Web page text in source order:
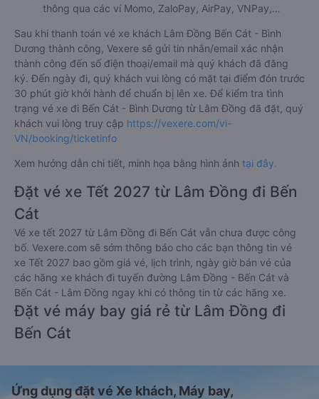
thông qua các ví Momo, ZaloPay, AirPay, VNPay,…
Sau khi thanh toán vé xe khách Lâm Đồng Bến Cát - Bình
Dương thành công, Vexere sẽ gửi tin nhắn/email xác nhận
thành công đến số điện thoại/email mà quý khách đã đăng
ký. Đến ngày đi, quý khách vui lòng có mặt tại điểm đón trước
30 phút giờ khởi hành để chuẩn bị lên xe. Để kiểm tra tình
trạng vé xe đi Bến Cát - Bình Dương từ Lâm Đồng đã đặt, quý
khách vui lòng truy cập https://vexere.com/vi-
VN/booking/ticketinfo
Xem hướng dẫn chi tiết, minh họa bằng hình ảnh tại đây.
Đặt vé xe Tết 2027 từ Lâm Đồng đi Bến
Cát
Vé xe tết 2027 từ Lâm Đồng đi Bến Cát vẫn chưa được công
bố. Vexere.com sẽ sớm thông báo cho các bạn thông tin vé
xe Tết 2027 bao gồm giá vé, lịch trình, ngày giờ bán vé của
các hãng xe khách đi tuyến đường Lâm Đồng - Bến Cát và
Bến Cát - Lâm Đồng ngay khi có thông tin từ các hãng xe.
Đặt vé máy bay giá rẻ từ Lâm Đồng đi
Bến Cát
Ứng dụng đặt vé Xe khách, Máy bay,